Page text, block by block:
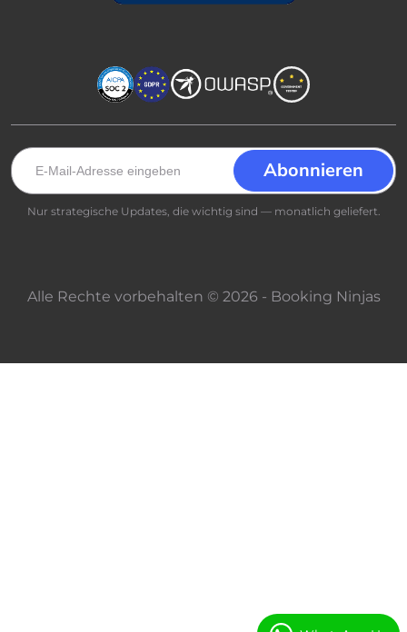
Nur strategische Updates, die wichtig sind — monatlich geliefert.
Alle Rechte vorbehalten © 2026 - Booking Ninjas